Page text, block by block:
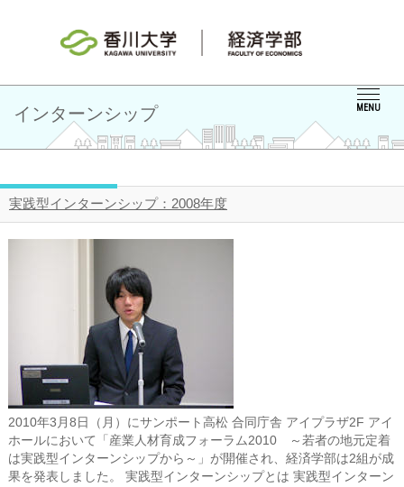
MENU
インターンシップ
実践型インターンシップ：2008年度
2010年3月8日（月）にサンポート高松 合同庁舎 アイプラザ2F アイ
ホールにおいて「産業人材育成フォーラム2010 ～若者の地元定着
は実践型インターンシップから～」が開催され、経済学部は2組が成
果を発表しました。 実践型インターンシップとは 実践型インターン